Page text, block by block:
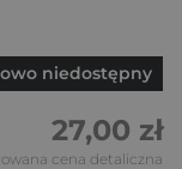
niedostępny
27,00 zł
cena detaliczna